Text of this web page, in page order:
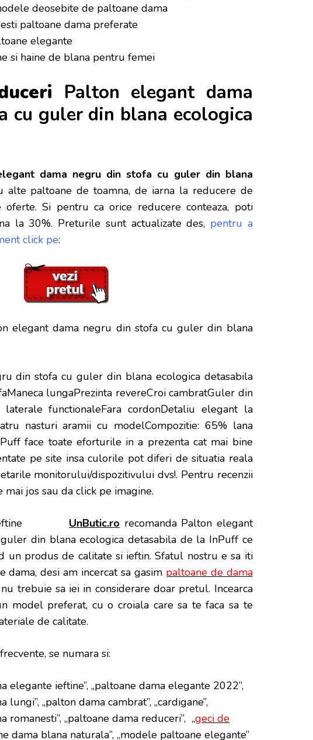
deosebite de paltoane dama
paltoane dama preferate
elegante
si haine de blana pentru femei
Palton elegant dama
cu guler din blana ecologica
dama negru din stofa cu guler din blana
alte paltoane de toamna, de iarna la reducere de
oferte.Si pentru ca orice reducere conteaza, poti
la 30%. Preturile sunt actualizate des, pentru a
click pe:
elegant dama negru din stofa cu guler din blana
din stofa cu guler din blana ecologica detasabila
lungaPrezinta revereCroi cambratGuler din
laterale functionaleFara cordonDetaliu elegant la
nasturi aramii cu modelCompozitie: 65% lana
face toate eforturile in a prezenta cat mai bine
pe site insa culorile pot diferi de situatia reala
monitorului/dispozitivului dvs!. Pentru recenzii
jos sau da click pe imagine.
UnButic.ro recomanda Palton elegant
din blana ecologica detasabila de la InPuff ce
un produs de calitate si ieftin. Sfatul nostru e sa iti
desi am incercat sa gasim paltoane de dama
trebuie sa iei in considerare doar pretul. Incearca
model preferat, cu o croiala care sa te faca sa te
de calitate.
se numara si:
elegante ieftine”, „paltoane dama elegante 2022”,
lungi”, „palton dama cambrat”, „cardigane”,
romanesti”, „paltoane dama reduceri”, „geci de
dama blana naturala”, „modele paltoane elegante”